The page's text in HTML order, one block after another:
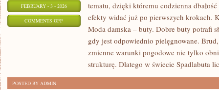
FEBRUARY - 3 - 2026
COMMENTS OFFON
SPORTOWE
tematu, dzięki któremu codzienna
efekty widać już po pierwszych krokach.
Moda damska – buty. Dobre buty potrafi
gdy jest odpowiednio pielęgnowane.
zmienne warunki pogodowe nie tylko
strukturę. Dlatego w świecie Spadlabuta
POSTED BY ADMIN